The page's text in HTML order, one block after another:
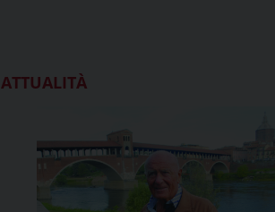
ATTUALITÀ